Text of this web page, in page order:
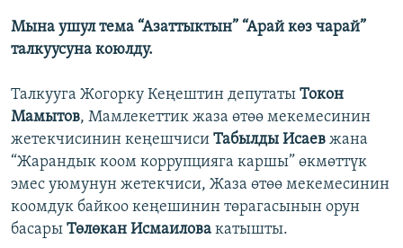
Мына ушул тема “Азаттыктын” “Арай көз чарай”
талкуусуна коюлду.
Талкууга Жогорку Кеңештин депутаты Токон
Мамытов, Мамлекеттик жаза өтөө мекемесинин
жетекчисинин кеңешчиси Табылды Исаев жана
“Жарандык коом коррупцияга каршы” өкмөттүк
эмес уюмунун жетекчиси, Жаза өтөө мекемесинин
коомдук байкоо кеңешинин төрагасынын орун
басары Төлөкан Исмаилова катышты.